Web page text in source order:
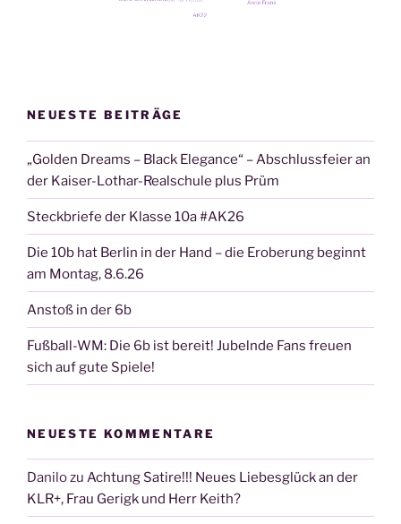
NEUESTE BEITRÄGE
„Golden Dreams – Black Elegance“ – Abschlussfeier an
der Kaiser-Lothar-Realschule plus Prüm
Steckbriefe der Klasse 10a #AK26
Die 10b hat Berlin in der Hand – die Eroberung beginnt
am Montag, 8.6.26
Anstoß in der 6b
Fußball-WM: Die 6b ist bereit! Jubelnde Fans freuen
sich auf gute Spiele!
NEUESTE KOMMENTARE
Danilozu Achtung Satire!!! Neues Liebesglück an der
KLR+, Frau Gerigk und Herr Keith?